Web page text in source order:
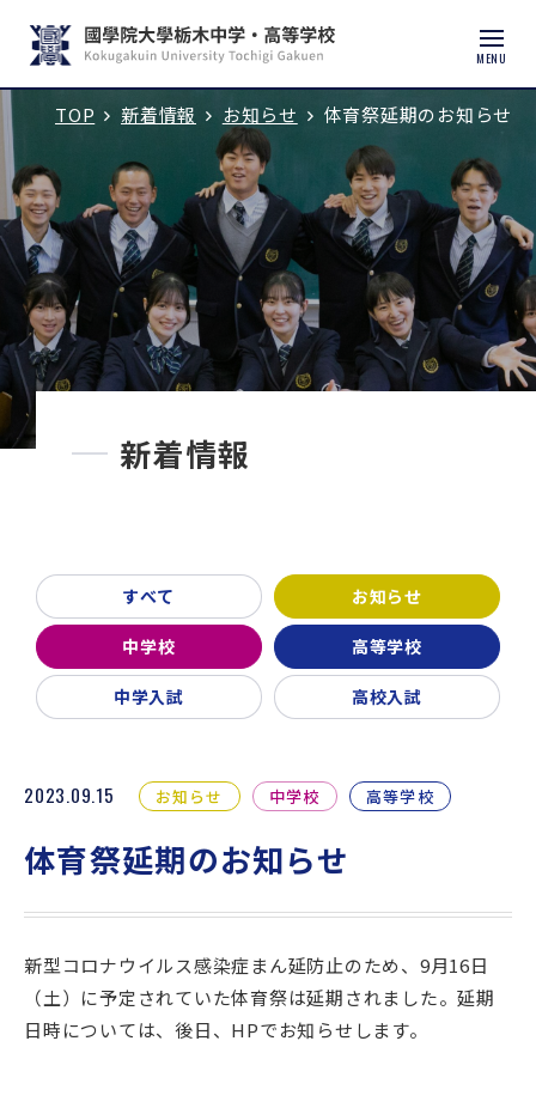
MENU
入試説明会・学校見学
学校紹介
中学校
高等学校
高校入試
お問い合わせ・資料請求
ご利用ガイド
リンク集
新着情報
TOP 新着情報 お知らせ 体育祭延期のお知らせ
すべて お知らせ
中学校 高等学校
中学入試 高校入試
2023.09.15 お知らせ 中学校 高等学校
体育祭延期のお知らせ
新型コロナウイルス感染症まん延防止のため、9月16日
（土） に予定されていた体育祭は延期されました。延期
日時については、 後日、HPでお知らせします。